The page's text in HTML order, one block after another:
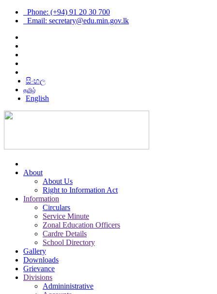
Phone: (+94) 91 20 30 700
Email: secretary@edu.min.gov.lk
සිංහල
தமிழ்
English
About
About Us
Right to Information Act
Information
Circulars
Service Minute
Zonal Education Officers
Cardre Details
School Directory
Gallery
Downloads
Grievance
Divisions
Admininistrative